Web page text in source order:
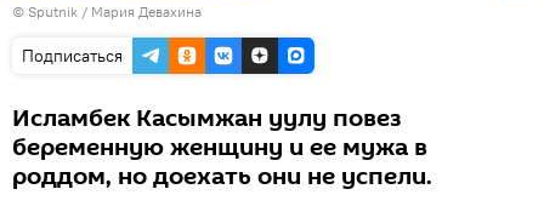
© Sputnik / Мария Девахина
Подписаться
Исламбек Касымжан уулу повез
беременную женщину и ее мужа в
роддом, но доехать они не успели.